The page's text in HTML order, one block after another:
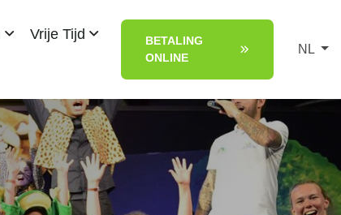
Vrije Tijd
BETALING
ONLINE
NL